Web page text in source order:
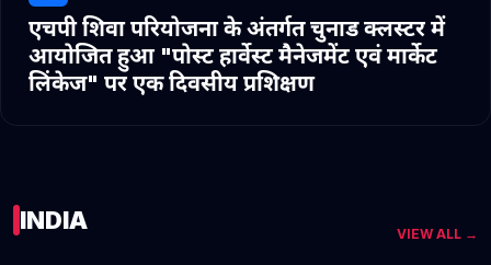
एचपी शिवा परियोजना के अंतर्गत चुनाड क्लस्टर में
आयोजित हुआ "पोस्ट हार्वेस्ट मैनेजमेंट एवं मार्केट
लिंकेज" पर एक दिवसीय प्रशिक्षण
INDIA VIEW ALL →